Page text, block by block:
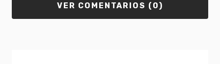
VER COMENTARIOS (0)